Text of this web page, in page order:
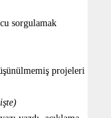
sorgulamak
projeleri